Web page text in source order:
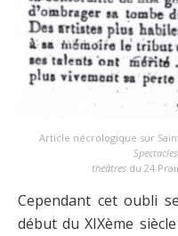
Article nécrologique sur
théâtresdu 24
Cependant cet oubli
début du XIXème